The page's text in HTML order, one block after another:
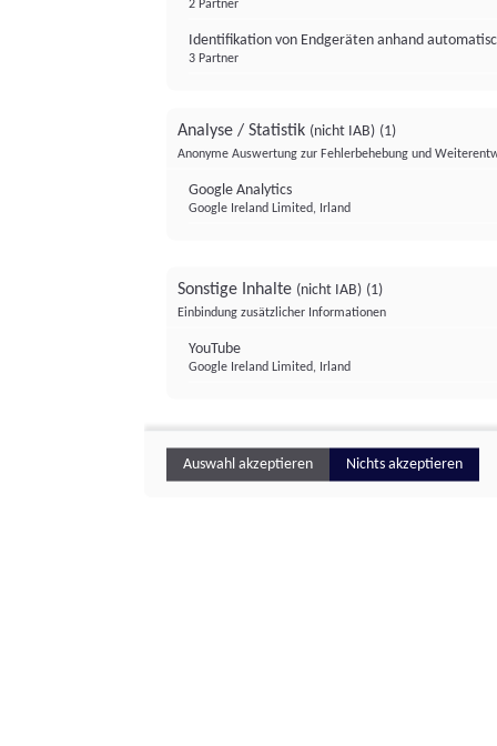
2 Partner
Identifikation von Endgeräten anhand
3 Partner
Analyse / Statistik (nicht IAB) (1)
Anonyme Auswertung zur Fehlerbehebung und
Google Analytics
Google Ireland Limited, Irland
Sonstige Inhalte (nicht IAB) (1)
Einbindung zusätzlicher Informationen
YouTube
Google Ireland Limited, Irland
Auswahl akzeptieren Nichts akzeptieren